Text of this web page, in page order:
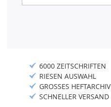
Newsletter:
6000 ZEITSCHRIFTEN
RIESEN AUSWAHL
GROSSES HEFTARCHIV
SCHNELLER VERSAND